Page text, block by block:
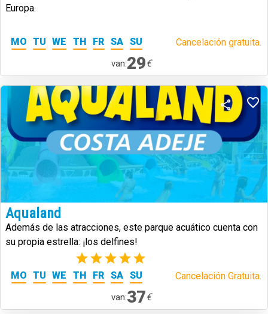
Europa.
MO TU WE TH FR SA SU Cancelación gratuita.
van:29€
Aqualand
Además de las atracciones, este parque acuático cuenta con
su propia estrella: ¡los delfines!
(1)
MO TU WE TH FR SA SU Cancelación Gratuita.
van:37€